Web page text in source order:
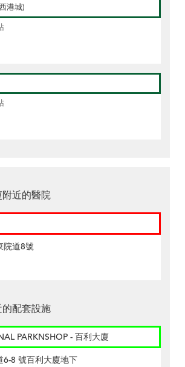
港城)
近的醫院
院道8號
配套設施
PARKNSHOP - 百利大廈
6-8 號百利大廈地下